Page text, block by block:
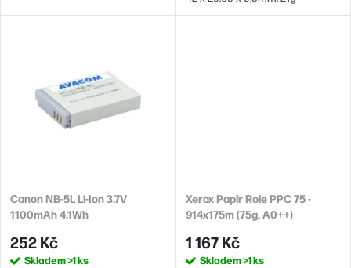
Canon NB-5L Li-Ion 3.7V
1100mAh 4.1Wh
252 Kč
Skladem>1 ks
Xerox Papír Role PPC 75 -
914x175m (75g, A0++)
1 167 Kč
Skladem>1 ks